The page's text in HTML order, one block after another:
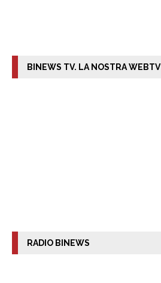
BINEWS TV. LA NOSTRA WEBTV
RADIO BINEWS